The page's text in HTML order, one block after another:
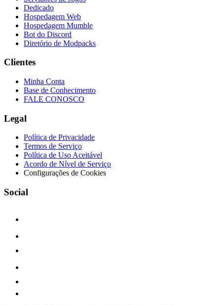
Dedicado
Hospedagem Web
Hospedagem Mumble
Bot do Discord
Diretório de Modpacks
Clientes
Minha Conta
Base de Conhecimento
FALE CONOSCO
Legal
Política de Privacidade
Termos de Serviço
Política de Uso Aceitável
Acordo de Nível de Serviço
Configurações de Cookies
Social